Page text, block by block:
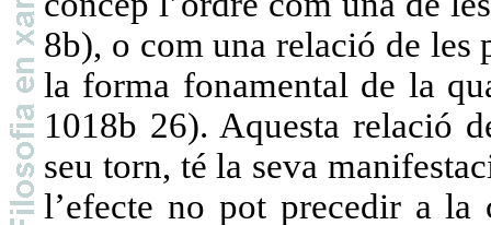
8b), o com una relació de les
la forma fonamental de la
1018b 26). Aquesta relació
seu torn, té la seva
l’efecte no pot precedir a la